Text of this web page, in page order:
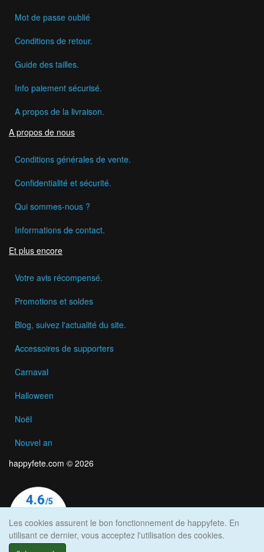
Mot de passe oublié
Conditions de retour.
Guide des tailles.
Info paiement sécurisé.
A propos de la livraison.
A propos de nous
Conditions générales de vente.
Confidentialité et sécurité.
Qui sommes-nous ?
Informations de contact.
Et plus encore
Votre avis récompensé.
Promotions et soldes
Blog, suivez l'actualité du site.
Accessoires de supporters
Carnaval
Halloween
Noël
Nouvel an
happyfete.com © 2026
Les cookies assurent le bon fonctionnement de happyfete. En
utilisant ce dernier, vous acceptez l'utilisation des cookies.